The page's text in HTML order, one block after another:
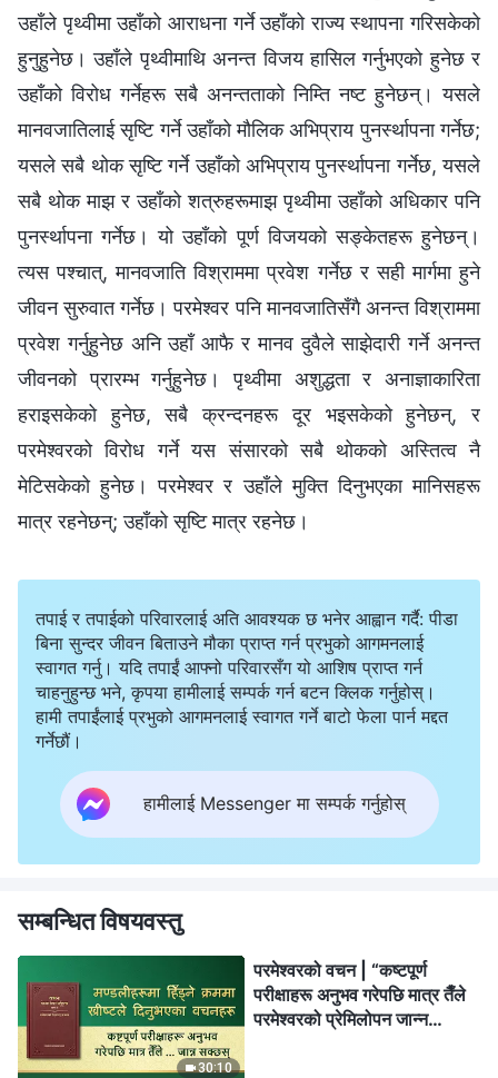
उहाँले पृथ्वीमा उहाँको आराधना गर्ने उहाँको राज्य स्थापना गरिसकेको
हुनुहुनेछ। उहाँले पृथ्वीमाथि अनन्त विजय हासिल गर्नुभएको हुनेछ र
उहाँको विरोध गर्नेहरू सबै अनन्तताको निम्ति नष्ट हुनेछन्। यसले
मानवजातिलाई सृष्टि गर्ने उहाँको मौलिक अभिप्राय पुनर्स्थापना गर्नेछ;
यसले सबै थोक सृष्टि गर्ने उहाँको अभिप्राय पुनर्स्थापना गर्नेछ, यसले
सबै थोक माझ र उहाँको शत्रुहरूमाझ पृथ्वीमा उहाँको अधिकार पनि
पुनर्स्थापना गर्नेछ। यो उहाँको पूर्ण विजयको सङ्केतहरू हुनेछन्।
त्यस पश्चात्, मानवजाति विश्राममा प्रवेश गर्नेछ र सही मार्गमा हुने
जीवन सुरुवात गर्नेछ। परमेश्‍वर पनि मानवजातिसँगै अनन्त विश्राममा
प्रवेश गर्नुहुनेछ अनि उहाँ आफै र मानव दुवैले साझेदारी गर्ने अनन्त
जीवनको प्रारम्भ गर्नुहुनेछ। पृथ्वीमा अशुद्धता र अनाज्ञाकारिता
हराइसकेको हुनेछ, सबै क्रन्दनहरू दूर भइसकेको हुनेछन्, र
परमेश्‍वरको विरोध गर्ने यस संसारको सबै थोकको अस्तित्व नै
मेटिसकेको हुनेछ। परमेश्‍वर र उहाँले मुक्ति दिनुभएका मानिसहरू
मात्र रहनेछन्; उहाँको सृष्टि मात्र रहनेछ।
तपाई र तपाईको परिवारलाई अति आवश्यक छ भनेर आह्वान गर्दै: पीडा
बिना सुन्दर जीवन बिताउने मौका प्राप्त गर्न प्रभुको आगमनलाई
स्वागत गर्नु। यदि तपाईं आफ्नो परिवारसँग यो आशिष प्राप्त गर्न
चाहनुहुन्छ भने, कृपया हामीलाई सम्पर्क गर्न बटन क्लिक गर्नुहोस्।
हामी तपाईंलाई प्रभुको आगमनलाई स्वागत गर्ने बाटो फेला पार्न मद्दत
गर्नेछौं।
हामीलाई Messenger मा सम्पर्क गर्नुहोस्
सम्बन्धित विषयवस्तु
30:10
परमेश्‍वरको वचन | “कष्टपूर्ण
परीक्षाहरू अनुभव गरेपछि मात्र तैँले
परमेश्‍वरको प्रेमिलोपन जान्न